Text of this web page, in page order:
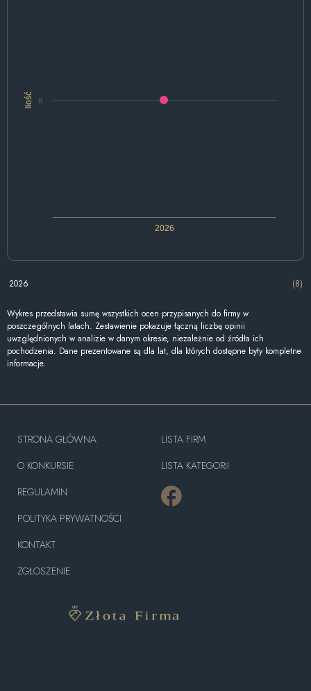
Ilość
2026
8
2026 (8)
Wykres przedstawia sumę wszystkich ocen przypisanych do firmy w
poszczególnych latach. Zestawienie pokazuje łączną liczbę opinii
uwzględnionych w analizie w danym okresie, niezależnie od źródła ich
pochodzenia. Dane prezentowane są dla lat, dla których dostępne były kompletne
informacje.
STRONA GŁÓWNA
O KONKURSIE
REGULAMIN
POLITYKA PRYWATNOŚCI
KONTAKT
ZGŁOSZENIE
LISTA FIRM
LISTA KATEGORII